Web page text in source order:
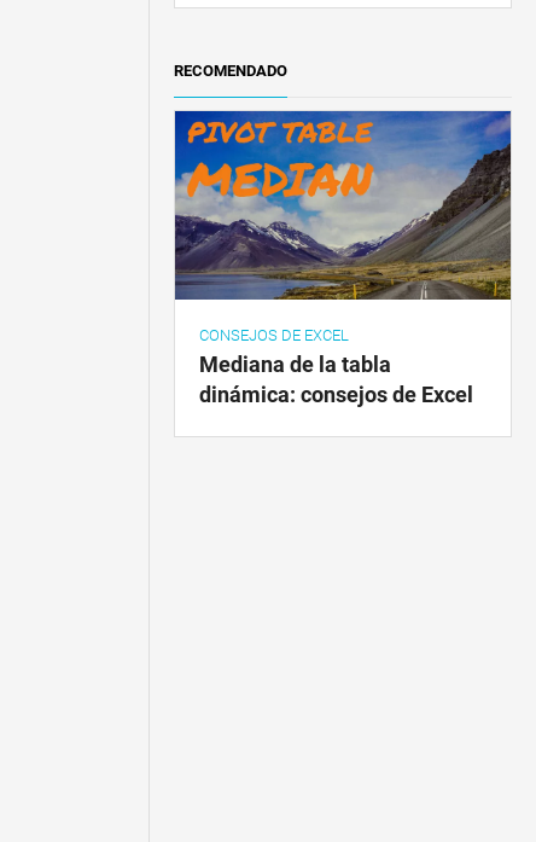
RECOMENDADO
CONSEJOS DE EXCEL
Mediana de la tabla
dinámica: consejos de Excel